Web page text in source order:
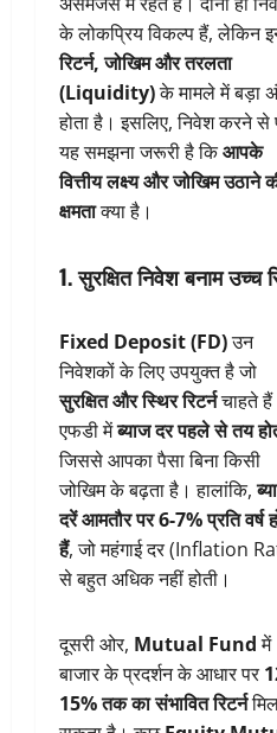
के लोकप्रिय विकल्प हैं, लेकिन
रिटर्न, जोखिम और तरलता
(Liquidity)के मामले में बड़ा
होता है। इसलिए, निवेश करने
यह समझना जरूरी है किआपके
वित्तीय लक्ष्य और जोखिम उठाने
क्षमताक्या है।
1. सुरक्षित निवेश बनाम उच्च
Fixed Deposit (FD)उन
निवेशकों के लिए उपयुक्त है जो
सुरक्षित और स्थिर रिटर्नचाहते
एफडी मेंब्याज दर पहले से तय
जिससे आपका पैसा बिना किसी
जोखिम के बढ़ता है। हालांकि,
दरें आमतौर पर 6-7% प्रति वर्ष
हैं, जो महंगाई दर (Inflation
से बहुत अधिक नहीं होती।
दूसरी ओर, Mutual Fundमें
बाजार के प्रदर्शन के आधार पर
15% तक का संभावित रिटर्न